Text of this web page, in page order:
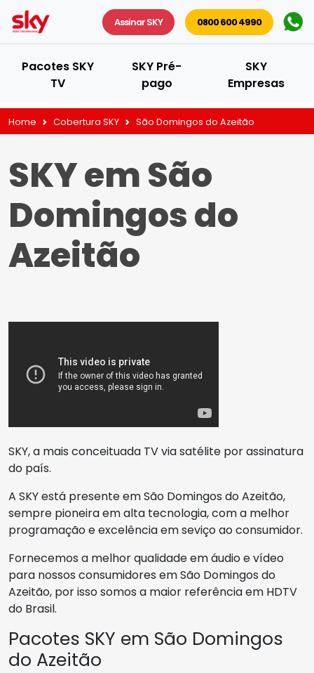
Assinar SKY 0800 600 4990
Pacotes SKY
TV
SKY Pré-
pago
SKY
Empresas
Home Cobertura SKY São Domingos do Azeitão
SKY em São
Domingos do
Azeitão
SKY, a mais conceituada TV via satélite por assinatura
do país.
A SKY está presente em São Domingos do Azeitão,
sempre pioneira em alta tecnologia, com a melhor
programação e excelência em seviço ao consumidor.
Fornecemos a melhor qualidade em áudio e vídeo
para nossos consumidores em São Domingos do
Azeitão, por isso somos a maior referência em HDTV
do Brasil.
Pacotes SKY em São Domingos
do Azeitão